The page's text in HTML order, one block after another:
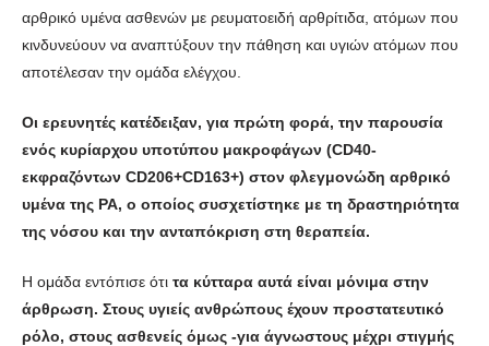
αρθρικό υμένα ασθενών με ρευματοειδή αρθρίτιδα, ατόμων που
κινδυνεύουν να αναπτύξουν την πάθηση και υγιών ατόμων που
αποτέλεσαν την ομάδα ελέγχου.
Οι ερευνητές κατέδειξαν, για πρώτη φορά, την παρουσία
ενός κυρίαρχου υποτύπου μακροφάγων (CD40-
εκφραζόντων CD206+CD163+) στον φλεγμονώδη αρθρικό
υμένα της ΡΑ, ο οποίος συσχετίστηκε με τη δραστηριότητα
της νόσου και την ανταπόκριση στη θεραπεία.
Η ομάδα εντόπισε ότι τα κύτταρα αυτά είναι μόνιμα στην
άρθρωση. Στους υγιείς ανθρώπους έχουν προστατευτικό
ρόλο, στους ασθενείς όμως -για άγνωστους μέχρι στιγμής